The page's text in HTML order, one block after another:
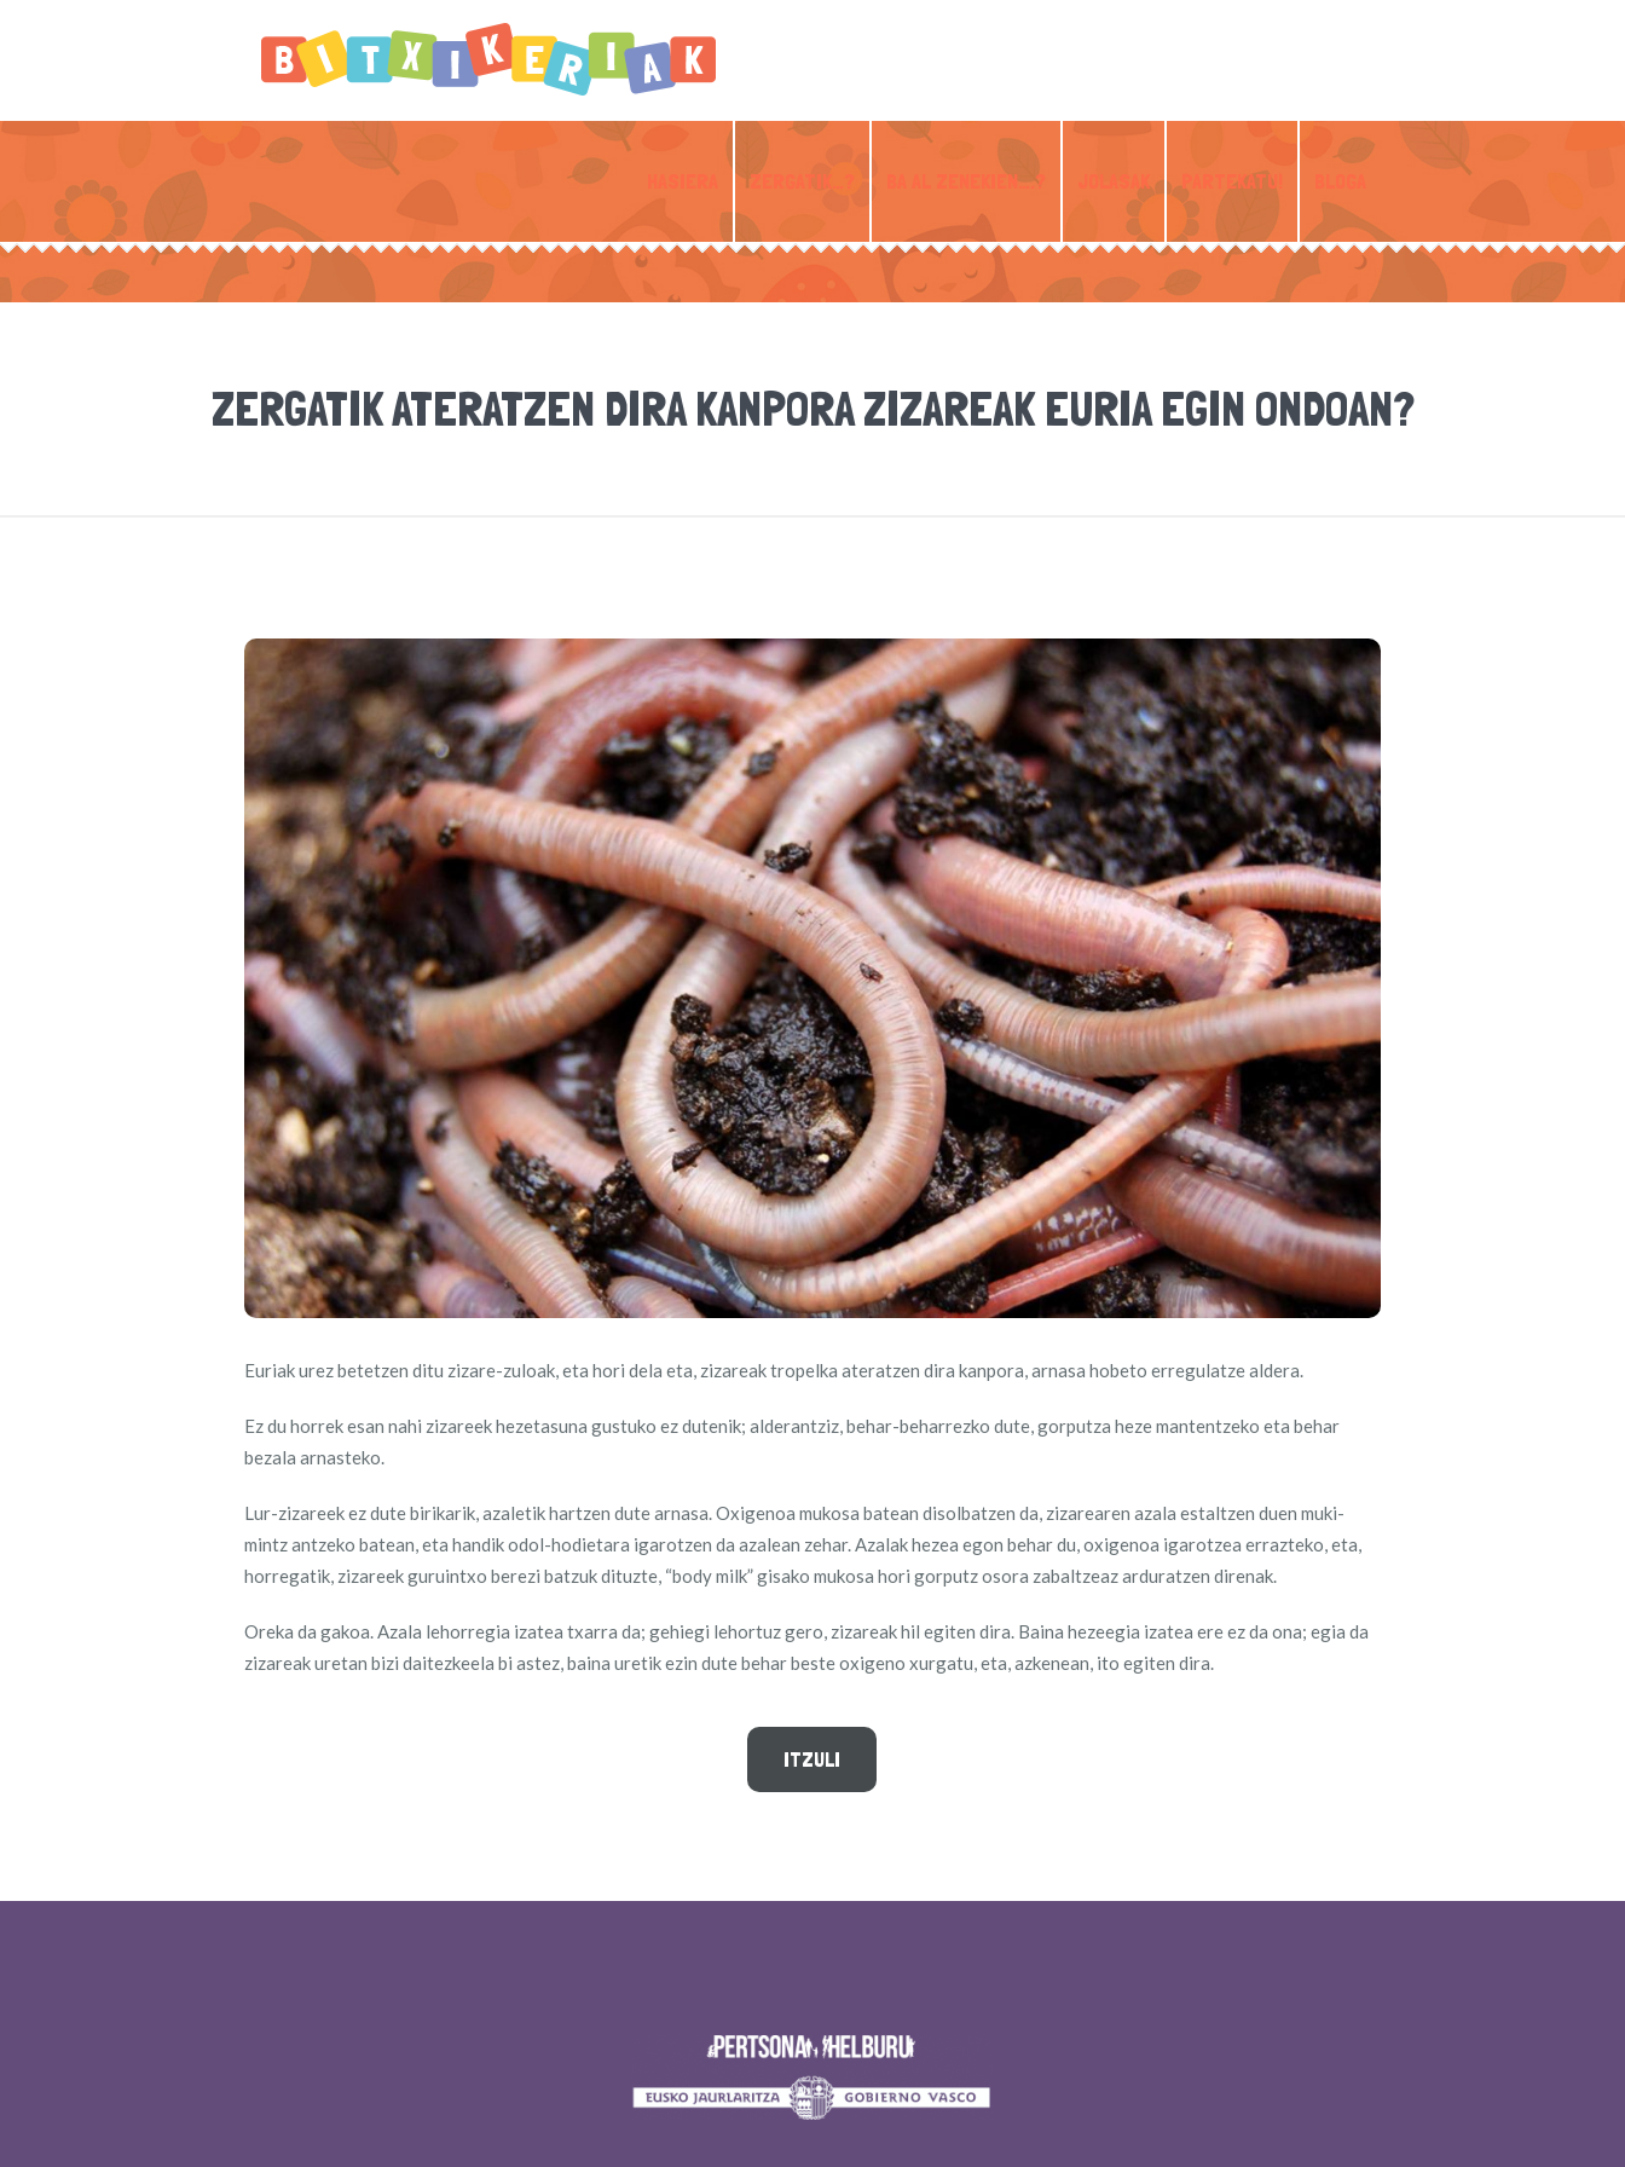
ZERGATIK…? BA AL ZENEKIEN….? JOLASAK PARTEKATU!
ZERGATIK ATERATZEN DIRA KANPORA ZIZAREAK EURIA EGIN ONDOAN?
Euriak urez betetzen ditu zizare-zuloak, eta hori dela eta, zizareak tropelka ateratzen dira kanpora, arnasa hobeto erregulatze aldera.
Ez du horrek esan nahi zizareek hezetasuna gustuko ez dutenik; alderantziz, behar-beharrezko dute, gorputza heze mantentzeko eta behar
bezala arnasteko.
Lur-zizareek ez dute birikarik, azaletik hartzen dute arnasa. Oxigenoa mukosa batean disolbatzen da, zizarearen azala estaltzen duen muki-
mintz antzeko batean, eta handik odol-hodietara igarotzen da azalean zehar. Azalak hezea egon behar du, oxigenoa igarotzea errazteko, eta,
horregatik, zizareek guruintxo berezi batzuk dituzte, “body milk” gisako mukosa hori gorputz osora zabaltzeaz arduratzen direnak.
Oreka da gakoa. Azala lehorregia izatea txarra da; gehiegi lehortuz gero, zizareak hil egiten dira. Baina hezeegia izatea ere ez da ona; egia da
zizareak uretan bizi daitezkeela bi astez, baina uretik ezin dute behar beste oxigeno xurgatu, eta, azkenean, ito egiten dira.
ITZULI